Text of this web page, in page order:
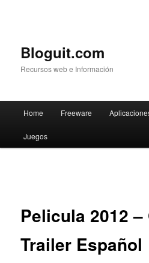
Bloguit.com
Recursos web e Información
Skip
to
Home Freeware
Juegos
Pelicula 2012
Trailer Español